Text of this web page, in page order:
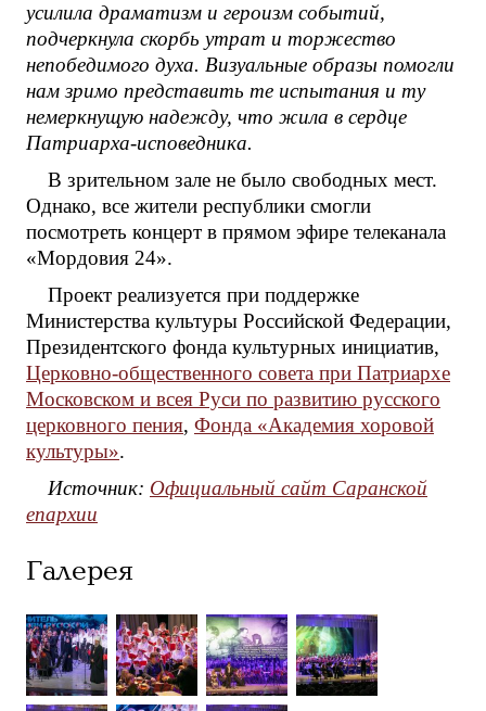
усилила драматизм и героизм событий,
подчеркнула скорбь утрат и торжество
непобедимого духа. Визуальные образы помогли
нам зримо представить те испытания и ту
немеркнущую надежду, что жила в сердце
Патриарха-исповедника.
В зрительном зале не было свободных мест.
Однако, все жители республики смогли
посмотреть концерт в прямом эфире телеканала
«Мордовия 24».
Проект реализуется при поддержке
Министерства культуры Российской Федерации,
Президентского фонда культурных инициатив,
Церковно-общественного совета при Патриархе
Московском и всея Руси по развитию русского
церковного пения, Фонда «Академия хоровой
культуры».
Источник: Официальный сайт Саранской
епархии
Галерея